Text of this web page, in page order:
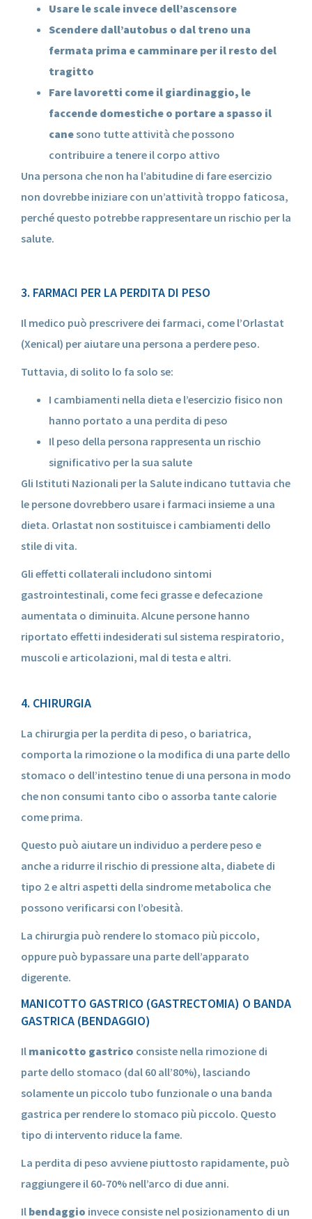
Usare le scale invece dell’ascensore
Scendere dall’autobus o dal treno una
fermata prima e camminare per il resto del
tragitto
Fare lavoretti come il giardinaggio, le
faccende domestiche o portare a spasso il
canesono tutte attività che possono
contribuire a tenere il corpo attivo
Una persona che non ha l’abitudine di fare esercizio
non dovrebbe iniziare con un’attività troppo faticosa,
perché questo potrebbe rappresentare un rischio per la
salute.
3. FARMACI PER LA PERDITA DI PESO
Il medico può prescrivere dei farmaci, come l’Orlastat
(Xenical) per aiutare una persona a perdere peso.
Tuttavia, di solito lo fa solo se:
I cambiamenti nella dieta e l’esercizio fisico non
hanno portato a una perdita di peso
Il peso della persona rappresenta un rischio
significativo per la sua salute
Gli Istituti Nazionali per la Salute indicano tuttavia che
le persone dovrebbero usare i farmaci insieme a una
dieta. Orlastat non sostituisce i cambiamenti dello
stile di vita.
Gli effetti collaterali includono sintomi
gastrointestinali, come feci grasse e defecazione
aumentata o diminuita. Alcune persone hanno
riportato effetti indesiderati sul sistema respiratorio,
muscoli e articolazioni, mal di testa e altri.
4. CHIRURGIA
La chirurgia per la perdita di peso, o bariatrica,
comporta la rimozione o la modifica di una parte dello
stomaco o dell’intestino tenue di una persona in modo
che non consumi tanto cibo o assorba tante calorie
come prima.
Questo può aiutare un individuo a perdere peso e
anche a ridurre il rischio di pressione alta, diabete di
tipo 2 e altri aspetti della sindrome metabolica che
possono verificarsi con l’obesità.
La chirurgia può rendere lo stomaco più piccolo,
oppure può bypassare una parte dell’apparato
digerente.
MANICOTTO GASTRICO (GASTRECTOMIA) O BANDA
GASTRICA (BENDAGGIO)
Il manicotto gastrico consiste nella rimozione di
parte dello stomaco (dal 60 all’80%), lasciando
solamente un piccolo tubo funzionale o una banda
gastrica per rendere lo stomaco più piccolo. Questo
tipo di intervento riduce la fame.
La perdita di peso avviene piuttosto rapidamente, può
raggiungere il 60-70% nell’arco di due anni.
Il bendaggio invece consiste nel posizionamento di un